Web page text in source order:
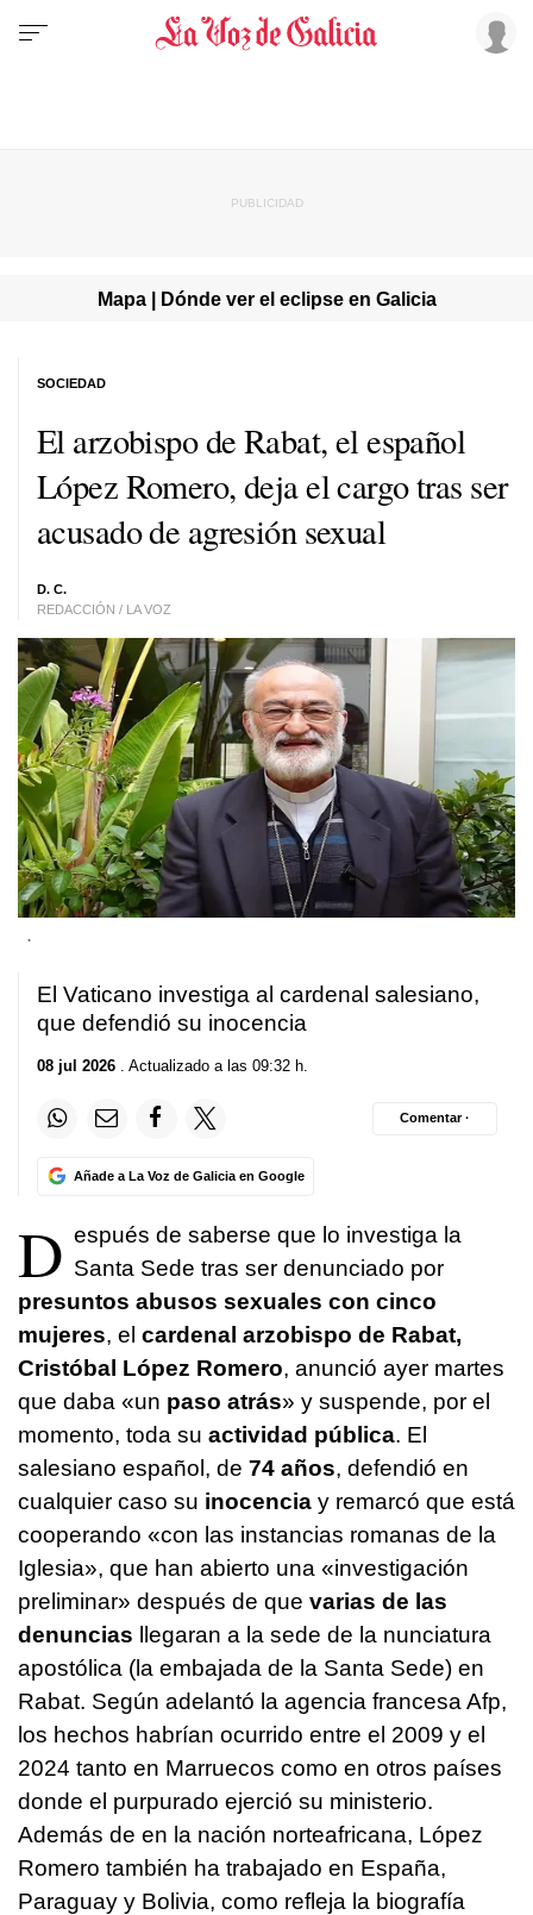
Mapa | Dónde ver el eclipse en Galicia
El arzobispo de Rabat, el español
López Romero, deja el cargo tras ser
acusado de agresión sexual
D. C.
REDACCIÓN / LA VOZ
SOCIEDAD
.
El Vaticano investiga al cardenal salesiano,
que defendió su inocencia
08 jul 2026 . Actualizado a las 09:32 h.
Añade a La Voz de Galicia en Google
Comentar ·
D espués de saberse que lo investiga la
Santa Sede tras ser denunciado por
presuntos abusos sexuales con cinco
mujeres, el cardenal arzobispo de Rabat,
Cristóbal López Romero, anunció ayer martes
que daba «un paso atrás» y suspende, por el
momento, toda su actividad pública. El
salesiano español, de 74 años, defendió en
cualquier caso su inocencia y remarcó que está
cooperando «con las instancias romanas de la
Iglesia», que han abierto una «investigación
preliminar» después de que varias de las
denuncias llegaran a la sede de la nunciatura
apostólica (la embajada de la Santa Sede) en
Rabat. Según adelantó la agencia francesa Afp,
los hechos habrían ocurrido entre el 2009 y el
2024 tanto en Marruecos como en otros países
donde el purpurado ejerció su ministerio.
Además de en la nación norteafricana, López
Romero también ha trabajado en España,
Paraguay y Bolivia, como refleja la biografía